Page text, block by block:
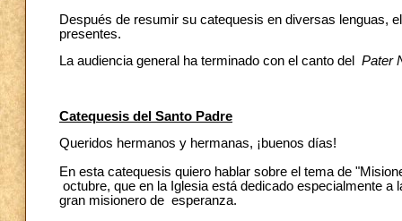
Después de resumir su catequesis en diversas lenguas,
presentes.
La audiencia general ha terminado con el canto del Pater
Catequesis del Santo Padre
Queridos hermanos y hermanas, ¡buenos días!
En esta catequesis quiero hablar sobre el tema de
octubre, que en la Iglesia está dedicado especialmente
gran misionero de esperanza.